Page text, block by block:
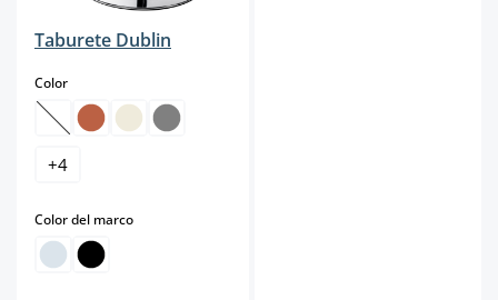
Taburete Dublin
Colorselect
(Esta opción no está disponible en este momento.)
+4
Color del marcoselect